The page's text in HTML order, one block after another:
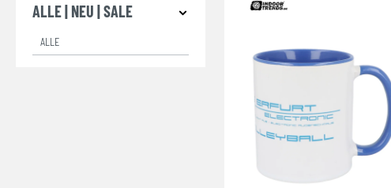
ALLE | NEU | SALE
ALLE